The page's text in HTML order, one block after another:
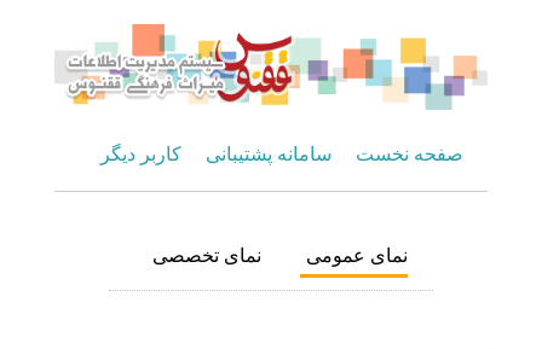
صفحه نخست سامانه پشتیبانی کاربر دیگر
نمای عمومی نمای تخصصی